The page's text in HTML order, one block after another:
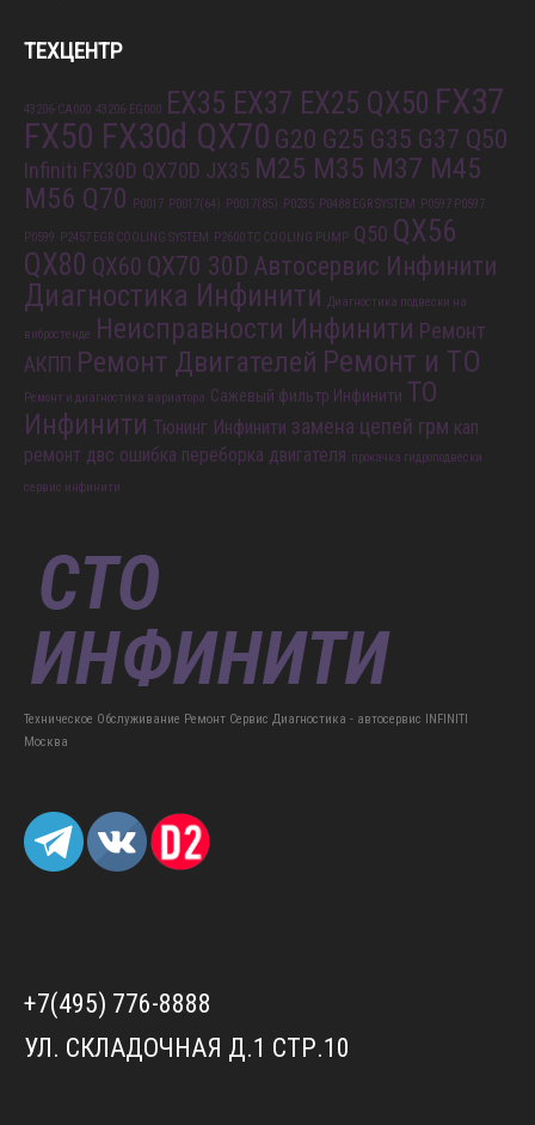
ТЕХЦЕНТР
43206-CA000 43206-EG000 EX35 EX37 EX25 QX50 FX37
FX50 FX30d QX70 G20 G25 G35 G37 Q50
Infiniti FX30D QX70D JX35 M25 M35 M37 M45
M56 Q70 P0017 P0017(64) P0017(85) P0235 P0488 EGR SYSTEM P0597 P0597
P0599 P2457 EGR COOLING SYSTEM P2600 TC COOLING PUMP Q50 QX56
QX80 QX60 QX70 30D Автосервис Инфинити
Диагностика Инфинити Диагностика подвески на
вибростенде Неисправности Инфинити Ремонт
АКПП Ремонт Двигателей Ремонт и ТО
Ремонт и диагностика вариатора Сажевый фильтр Инфинити ТО
Инфинити Тюнинг Инфинити замена цепей грм кап
ремонт двс ошибка переборка двигателя прокачка гидроподвески
сервис инфинити
Техническое Обслуживание Ремонт Сервис Диагностика - автосервис INFINITI
Москва
+7(495) 776-8888
УЛ. СКЛАДОЧНАЯ Д.1 СТР.10